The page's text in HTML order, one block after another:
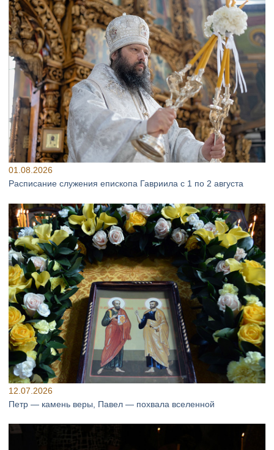
01.08.2026
Расписание служения епископа Гавриила с 1 по 2 августа
12.07.2026
Петр — камень веры, Павел — похвала вселенной